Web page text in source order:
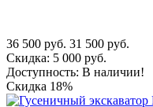
36 500 руб. 31 500 руб.
Скидка: 5 000 руб.
Доступность: В наличии!
Скидка 18%